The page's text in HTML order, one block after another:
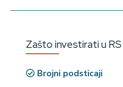
Zašto investirati u RS
Brojni podsticaji